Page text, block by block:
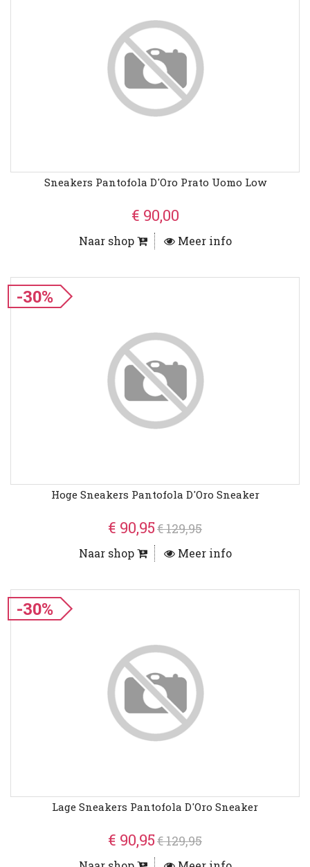
Sneakers Pantofola D'Oro Prato Uomo Low
€ 90,00
Naar shop Meer info
-30%
Hoge Sneakers Pantofola D'Oro Sneaker
€ 90,95€ 129,95
Naar shop Meer info
-30%
Lage Sneakers Pantofola D'Oro Sneaker
€ 90,95€ 129,95